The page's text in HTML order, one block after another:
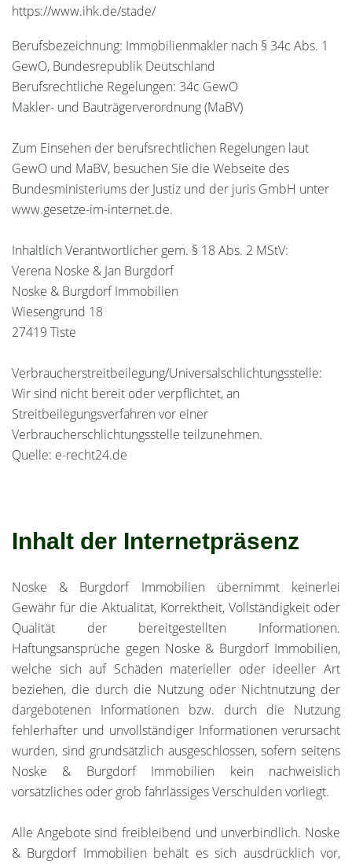
https://www.ihk.de/stade/
Berufsbezeichnung: Immobilienmakler nach § 34c Abs. 1
GewO, Bundesrepublik Deutschland
Berufsrechtliche Regelungen: 34c GewO
Makler- und Bauträgerverordnung (MaBV)
Zum Einsehen der berufsrechtlichen Regelungen laut
GewO und MaBV, besuchen Sie die Webseite des
Bundesministeriums der Justiz und der juris GmbH unter
www.gesetze-im-internet.de.
Inhaltlich Verantwortlicher gem. § 18 Abs. 2 MStV:
Verena Noske & Jan Burgdorf
Noske & Burgdorf Immobilien
Wiesengrund 18
27419 Tiste
Verbraucherstreitbeilegung/Universalschlichtungsstelle:
Wir sind nicht bereit oder verpflichtet, an
Streitbeilegungsverfahren vor einer
Verbraucherschlichtungsstelle teilzunehmen.
Quelle: e-recht24.de
Inhalt der Internetpräsenz
Noske & Burgdorf Immobilien übernimmt keinerlei
Gewähr für die Aktualität, Korrektheit, Vollständigkeit oder
Qualität der bereitgestellten Informationen.
Haftungsansprüche gegen Noske & Burgdorf Immobilien,
welche sich auf Schäden materieller oder ideeller Art
beziehen, die durch die Nutzung oder Nichtnutzung der
dargebotenen Informationen bzw. durch die Nutzung
fehlerhafter und unvollständiger Informationen verursacht
wurden, sind grundsätzlich ausgeschlossen, sofern seitens
Noske & Burgdorf Immobilien kein nachweislich
vorsätzliches oder grob fahrlässiges Verschulden vorliegt.
Alle Angebote sind freibleibend und unverbindlich. Noske
& Burgdorf Immobilien behält es sich ausdrücklich vor,